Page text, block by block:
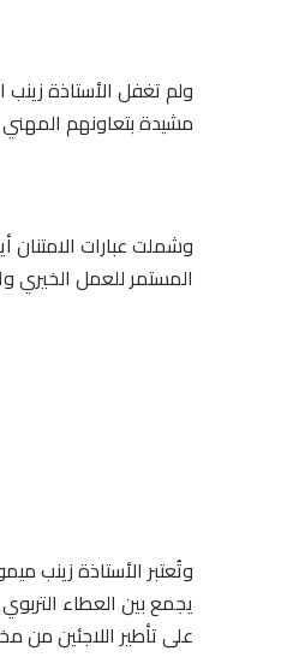
ولم تغفل الأستاذة زينب
مشيدة بتعاونهم المهني
وشملت عبارات
المستمر للعمل
وتُعتبر الأستاذة زينب
يجمع بين العطاء
على تأطير اللاجئين من